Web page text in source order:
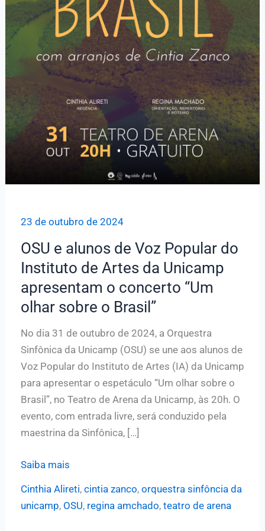
23 de outubro de 2024
OSU e alunos de Voz Popular do
Instituto de Artes da Unicamp
apresentam o concerto “Um
olhar sobre o Brasil”
No dia 31 de outubro de 2024, a Orquestra
Sinfônica da Unicamp (OSU) se une aos alunos de
Voz Popular do Instituto de Artes (IA) da Unicamp
para apresentar o espetáculo “Um olhar sobre o
Brasil”, no Teatro de Arena da Unicamp, às 20h. O
evento, com entrada livre, será conduzido pela
maestrina da Sinfônica, […]
OSU
Saiba mais
Cinthia Alireti, cintia zanco, orquestra sinfôncia da
unicamp, OSU, regina amchado, teatro de arena